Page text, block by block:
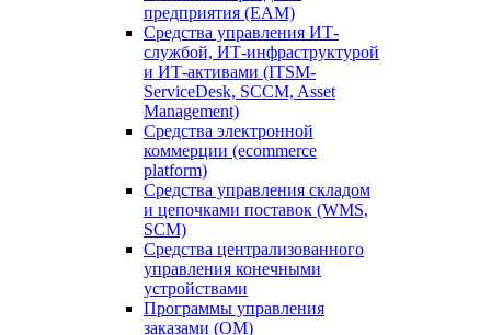
предприятия (EAM)
Средства управления ИТ-
службой, ИТ-инфраструктурой
и ИТ-активами (ITSM-
ServiceDesk, SCCM, Asset
Management)
Средства электронной
коммерции (ecommerce
platform)
Средства управления складом
и цепочками поставок (WMS,
SCM)
Средства централизованного
управления конечными
устройствами
Программы управления
заказами (OM)